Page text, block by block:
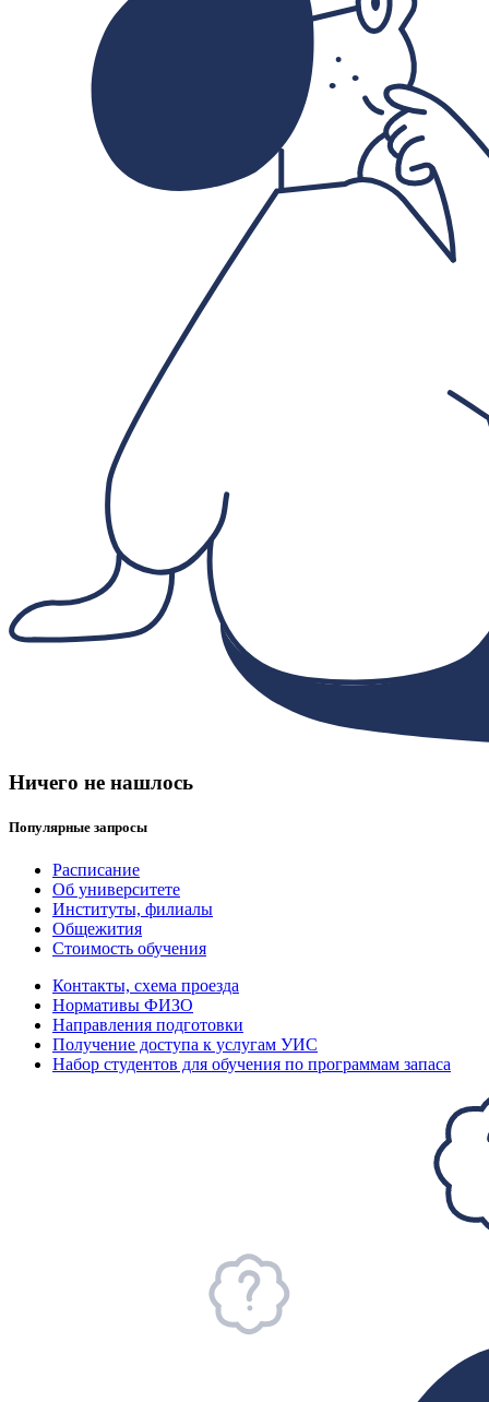
Ничего не нашлось
Популярные запросы
Расписание
Об университете
Институты, филиалы
Общежития
Стоимость обучения
Контакты, схема проезда
Нормативы ФИЗО
Направления подготовки
Получение доступа к услугам УИС
Набор студентов для обучения по программам запаса